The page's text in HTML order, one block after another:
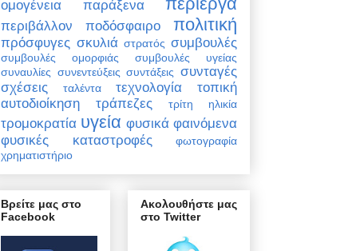
ομογένεια παράξενα
περιβάλλον ποδόσφαιρο πολιτική
πρόσφυγες σκυλιά στρατός συμβουλές
συμβουλές ομορφιάς
συμβουλές υγείας
συναυλίες συνεντεύξεις συντάξεις συνταγές
σχέσεις
ταλέντα τεχνολογία
τοπική
αυτοδιοίκηση
τράπεζες τρίτη ηλικία
τρομοκρατία υγεία φυσικά φαινόμενα
φυσικές καταστροφές
φωτογραφία
χρηματιστήριο
Βρείτε μας στο
Facebook
Ακολουθήστε μας
στο Twitter